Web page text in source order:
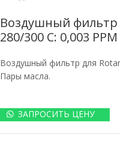
Воздушный фильтр
280/300 C: 0,003
Воздушный фильтр для
Пары масла.
ЗАПРОСИТЬ ЦЕНУ